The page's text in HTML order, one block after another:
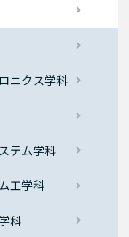
ニクス学科
テム学科
工学科
科